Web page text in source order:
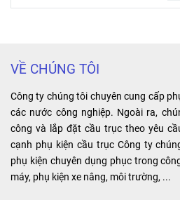
phẩm mang lại
bền, tin cậy và
hiệu suất cao.
VỀ CHÚNG TÔI
Công ty chúng tôi chuyên cung cấp
các nước công nghiệp. Ngoài ra,
công và lắp đặt cầu trục theo yêu
cạnh phụ kiện cầu trục Công ty
phụ kiện chuyên dụng phục trong
máy, phụ kiện xe nâng, môi trường, ...